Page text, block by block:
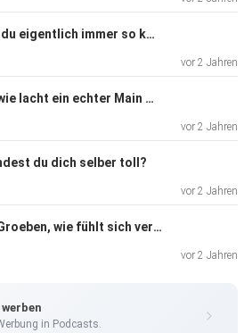
Haug Technische Betreuung:
Wellendorf Musik: Jan Köppen
Bosse, tanzt du eigentlich immer so komisch?
vor 2 Jahren
Helge Mark, wie lacht ein echter Main Charakter?
vor 2 Jahren
du dich selber toll?
vor 2 Jahren
Max von der Groeben, wie fühlt sich verliebt sein an?
vor 2 Jahren
in Podcasts.